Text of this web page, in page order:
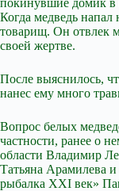
Когда медведь
товарищ. Он отвлек
своей жертве.
После выяснилось,
нанес ему много
Вопрос белых
частности, ранее о
области Владимир
Татьяна Арамилева
рыбалка XXI век»